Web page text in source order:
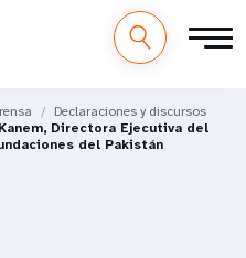
Declaraciones y discursos
Directora Ejecutiva del
del Pakistán